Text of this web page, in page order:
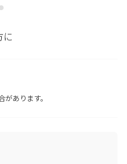
に
あります。